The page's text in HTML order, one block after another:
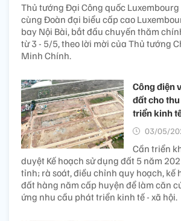
Thủ tướng Đại Công quốc Luxembourg
cùng Đoàn đại biểu cấp cao
bay Nội Bài, bắt đầu chuyến thăm
từ 3 - 5/5, theo lời mời của Thủ tướng
Minh Chính.
Công điện
đất cho
triển kinh
03/05/
Cần triển
duyệt Kế hoạch sử dụng đất 5 năm
tỉnh; rà soát, điều chỉnh quy hoạch, kế
đất hàng năm cấp huyện để làm căn
ứng nhu cầu phát triển kinh tế - xã hội.